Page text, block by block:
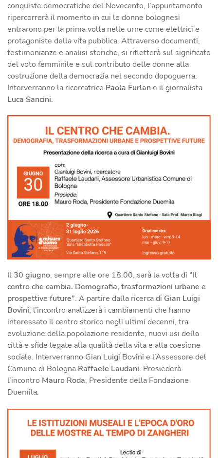
conquiste democratiche del Novecento, l’appuntamento
ripercorrerà il momento in cui le donne bolognesi
entrarono per la prima volta nelle urne come elettrici e
protagoniste della vita pubblica. Attraverso documenti,
testimonianze e analisi storiche, si rifletterà sul significato
del voto femminile e sul contributo delle donne alla
costruzione della democrazia nel secondo dopoguerra.
Interverranno la ricercatrice Paola Furlan e il giornalista
Luca Sancini.
Il 30 giugno, sempre alle ore 18.00, sarà la volta di “Il
centro che cambia. Demografia, trasformazioni urbane e
prospettive future”. A partire dalla ricerca di Gian Luigi
Bovini, l’incontro analizzerà i cambiamenti che hanno
interessato il centro storico negli ultimi decenni, tra
evoluzione della popolazione residente, nuovi usi della
città e sfide legate alla qualità della vita e alla coesione
sociale. Interverranno Gian Luigi Bovini e l’Assessore del
Comune di Bologna Raffaele Laudani. Presiederà
l’incontro Mauro Roda, Presidente della Fondazione
Duemila.